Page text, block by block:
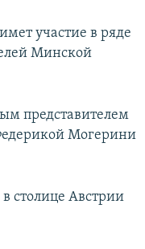
участие в ряде
Минской
представителем
Могерини
столице Австрии